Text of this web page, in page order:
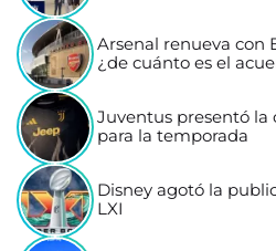
Arsenal renueva con
¿de cuánto es el
Juventus presentó
para la temporada
Disney agotó la
LXI